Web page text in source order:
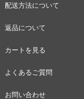
配送方法について
返品について
カートを見る
よくあるご質問
お問い合わせ